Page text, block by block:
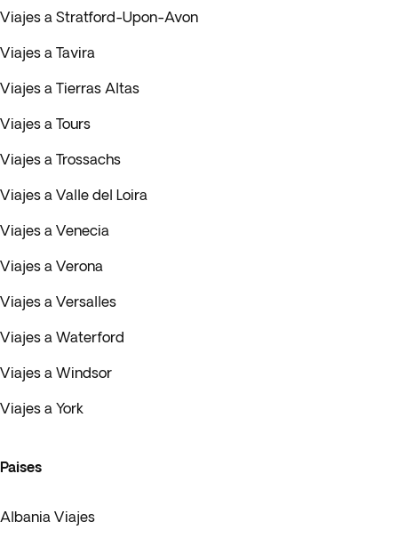
Viajes a Stratford-Upon-Avon
Viajes a Tavira
Viajes a Tierras Altas
Viajes a Tours
Viajes a Trossachs
Viajes a Valle del Loira
Viajes a Venecia
Viajes a Verona
Viajes a Versalles
Viajes a Waterford
Viajes a Windsor
Viajes a York
Paises
Albania Viajes